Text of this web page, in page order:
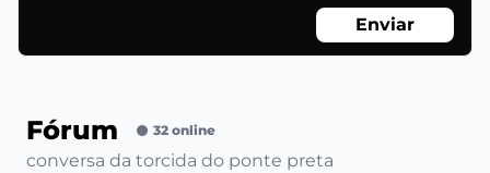
Enviar
Fórum 32 online
conversa da torcida do ponte preta